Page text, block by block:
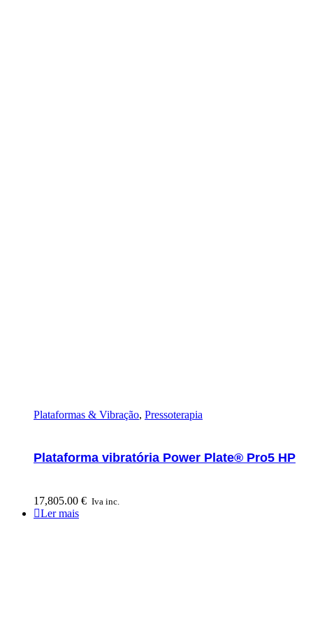
Plataformas & Vibração, Pressoterapia
Plataforma vibratória Power Plate® Pro5 HP
17,805.00 € Iva inc.
Ler mais